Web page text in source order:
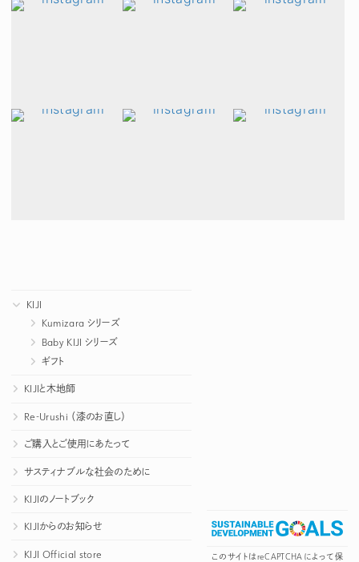
KIJI
Kumizara シリーズ
Baby KIJI シリーズ
ギフト
KIJIと木地師
Re-Urushi （漆のお直し）
ご購入とご使用にあたって
サスティナブルな社会のために
KIJIのノートブック
KIJIからのお知らせ
KIJI Official store
このサイトはreCAPTCHAによって保